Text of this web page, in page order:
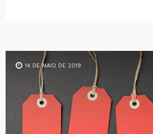
14 DE MAIO DE 2019